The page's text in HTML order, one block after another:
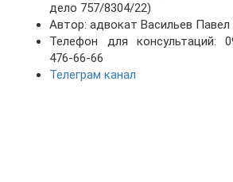
дело 757/8304/22)
Автор: адвокат Васильев Павел
Телефон для консультаций:
476-66-66
Телеграм канал